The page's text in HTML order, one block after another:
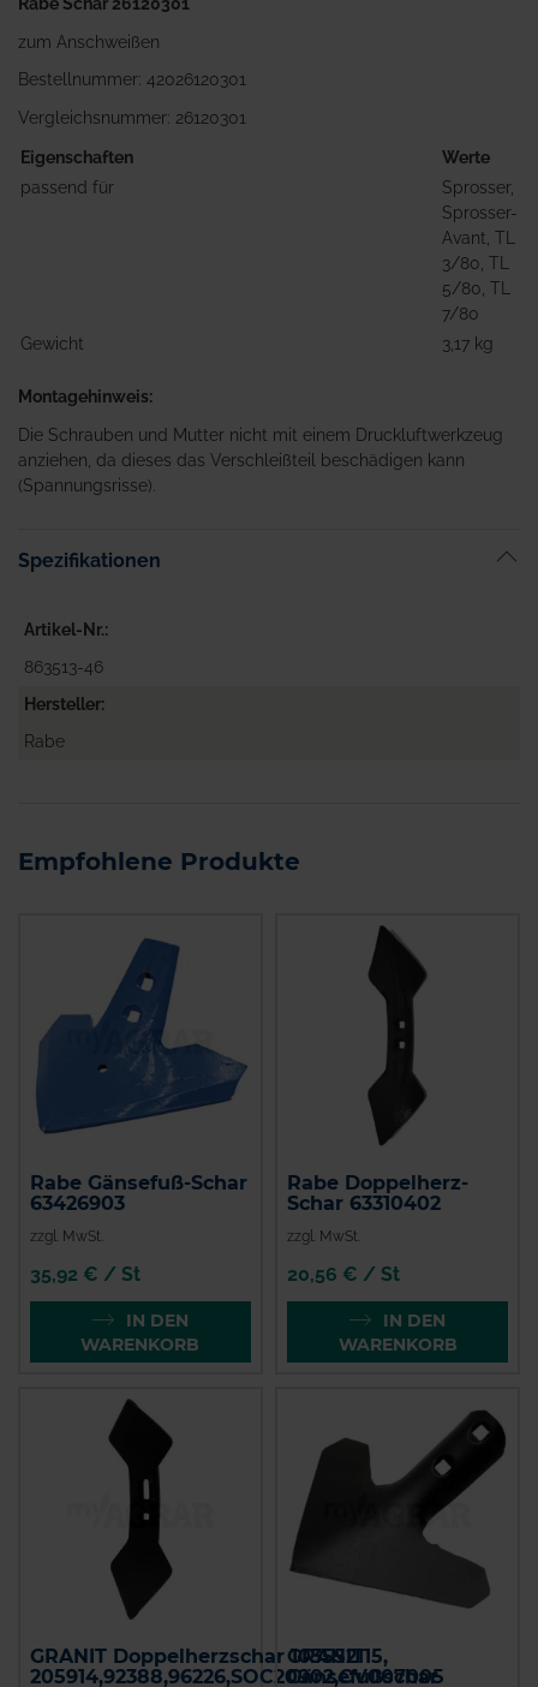
Rabe Schar 26120301
zum Anschweißen
Bestellnummer: 42026120301
Vergleichsnummer: 26120301
Eigenschaften
Werte
passend für
Sprosser,
Sprosser-
Avant, TL
3/80, TL
5/80, TL
7/80
Gewicht
3,17 kg
Montagehinweis:
Die Schrauben und Mutter nicht mit einem Druckluftwerkzeug
anziehen, da dieses das Verschleißteil beschädigen kann
(Spannungsrisse).
Spezifikationen
Artikel-Nr.
863513-46
Hersteller
Rabe
Empfohlene Produkte
Rabe Gänsefuß-Schar
63426903
zzgl. MwSt.
35,92 € / St
IN DEN
WARENKORB
Rabe Doppelherz-
Schar 63310402
zzgl. MwSt.
20,56 € / St
IN DEN
WARENKORB
GRANIT Doppelherzschar 103552115,
205914,92388,96226,SOC20902,CV007005
GRANIT
Gänsefußschar